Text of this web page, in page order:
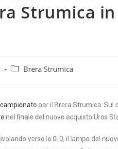
Strumica
Brera Strumica
per il Brera Strumica. Sul
nel finale del nuovo acquisto Uros
verso lo 0-0, il lampo del